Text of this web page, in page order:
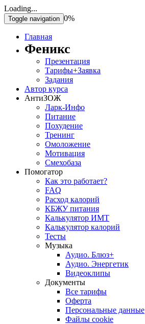
Loading...
Toggle navigation 0%
Главная
Феникс
Презентация
Тарифы+Заявка
Задания
Автор курса
АнтиЗОЖ
Ларк-Инфо
Питание
Похудение
Тренинг
Омоложение
Мотивация
Смехобаза
Помогатор
Как это работает?
FAQ
Расход калорий
КБЖУ питания
Калькулятор ИМТ
Калькулятор калорий
Тесты
Музыка
Аудио. Блюз+
Аудио. Энергетик
Видеоклипы
Документы
Все тарифы
Оферта
Персональные данные
Файлы cookie